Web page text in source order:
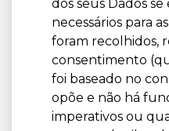
dos seus Dados
necessários para
foram recolhidos,
consentimento
foi baseado no
opõe e não há
imperativos ou